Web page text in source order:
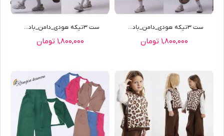
ست ٣تيکه هودي_دامن_بادي ...
۱,۸۰۰,۰۰۰ تومان
ست ٣تيکه هودي_دامن_بادي ...
۱,۸۰۰,۰۰۰ تومان